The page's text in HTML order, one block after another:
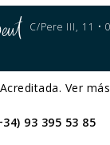
C/Pere III, 11 •
93 395 53 85